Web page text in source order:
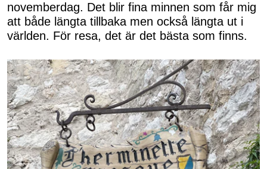
novemberdag. Det blir fina minnen som får mig
att både längta tillbaka men också längta ut i
världen. För resa, det är det bästa som finns.